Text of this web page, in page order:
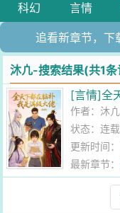
科幻
言情
追看新章节，下
沐凣-搜索结果(共1条
[言情]全
作者： 沐凣
状态：连载
更新时间
最新章节：